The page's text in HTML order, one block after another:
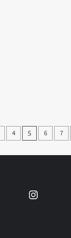
4 5 6 7
Instagram